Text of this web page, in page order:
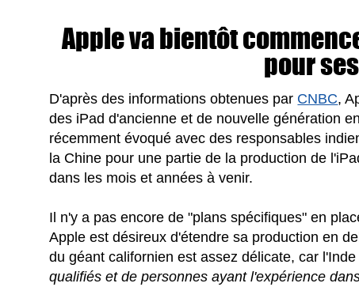
Apple va bientôt
pour
D'après des informations obtenues par CNBC,
des iPad d'ancienne et de nouvelle génération
récemment évoqué avec des responsables
la Chine pour une partie de la production de
dans les mois et années à venir.
Il n'y a pas encore de "plans spécifiques" en
Apple est désireux d'étendre sa production en
du géant californien est assez délicate, car
qualifiés et de personnes ayant l'expérience